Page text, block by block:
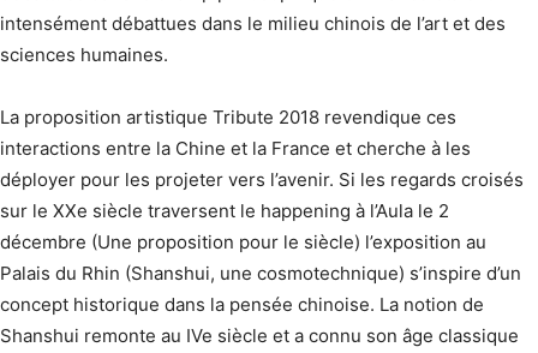
intensément débattues dans le milieu chinois de l’art et des
sciences humaines.
La proposition artistique Tribute 2018 revendique ces
interactions entre la Chine et la France et cherche à les
déployer pour les projeter vers l’avenir. Si les regards croisés
sur le XXe siècle traversent le happening à l’Aula le 2
décembre (Une proposition pour le siècle) l’exposition au
Palais du Rhin (Shanshui, une cosmotechnique) s’inspire d’un
concept historique dans la pensée chinoise. La notion de
Shanshui remonte au IVe siècle et a connu son âge classique